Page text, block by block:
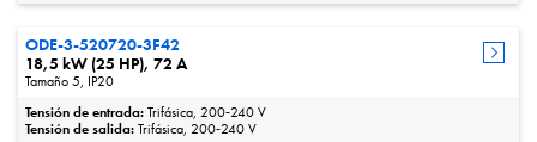
ODE-3-520720-3F42
18,5 kW (25 HP), 72 A
Tamaño 5, IP20
Tensión de entrada:Trifásica, 200‑240 V
Tensión de salida:Trifásica, 200‑240 V